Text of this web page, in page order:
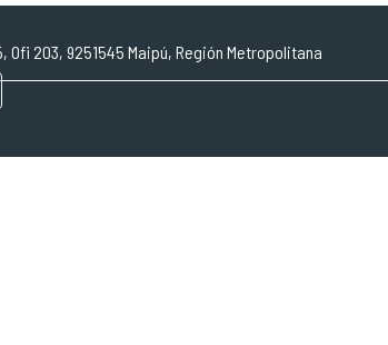
Ofi 203, 9251545 Maipú, Región Metropolitana